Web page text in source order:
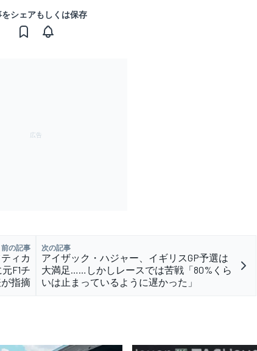
シェアもしくは保存
前の記事
ィカ
F1チ
指摘
次の記事
アイザック・ハジャー、イギリスGP予選は
大満足……しかしレースでは苦戦「80%くら
いは止まっているように遅かった」